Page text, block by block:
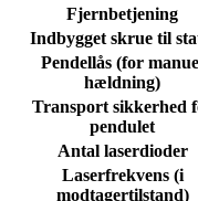
Fjernbetjening
Indbygget skrue til
Pendellås (for
hældning)
Transport sikkerhed
pendulet
Antal laserdioder
Laserfrekvens (i
modtagertilstand)